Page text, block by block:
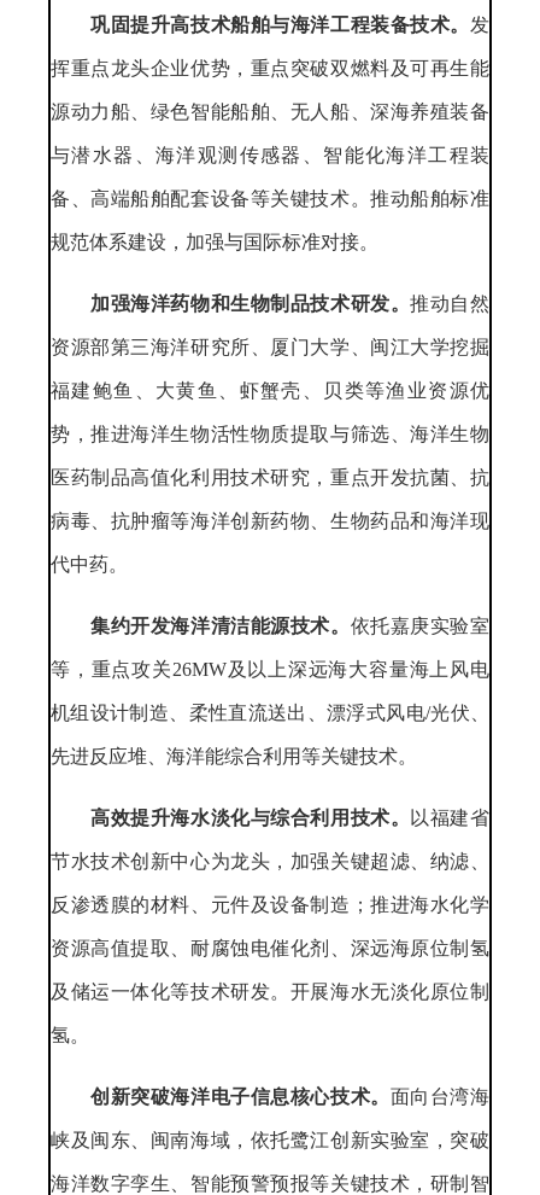
巩固提升高技术船舶与海洋工程装备技术。 发
挥重点龙头企业优势，重点突破双燃料及可再生能
源动力船、绿色智能船舶、无人船、深海养殖装备
与潜水器、海洋观测传感器、智能化海洋工程装
备、高端船舶配套设备等关键技术。推动船舶标准
规范体系建设，加强与国际标准对接。
加强海洋药物和生物制品技术研发。推动自然
资源部第三海洋研究所、厦门大学、闽江大学挖掘
福建鲍鱼、大黄鱼、虾蟹壳、贝类等渔业资源优
势，推进海洋生物活性物质提取与筛选、海洋生物
医药制品高值化利用技术研究，重点开发抗菌、抗
病毒、抗肿瘤等海洋创新药物、生物药品和海洋现
代中药。
集约开发海洋清洁能源技术。 依托嘉庚实验室
等，重点攻关26MW及以上深远海大容量海上风电
机组设计制造、柔性直流送出、漂浮式风电/光伏、
先进反应堆、海洋能综合利用等关键技术。
高效提升海水淡化与综合利用技术。 以福建省
节水技术创新中心为龙头，加强关键超滤、纳滤、
反渗透膜的材料、元件及设备制造；推进海水化学
资源高值提取、耐腐蚀电催化剂、深远海原位制氢
及储运一体化等技术研发。开展海水无淡化原位制
氢。
创新突破海洋电子信息核心技术。 面向台湾海
峡及闽东、闽南海域，依托鹭江创新实验室，突破
海洋数字孪生、智能预警预报等关键技术，研制智